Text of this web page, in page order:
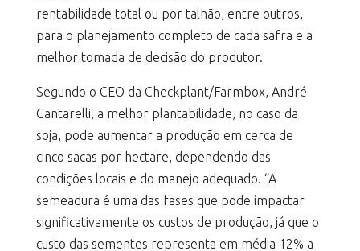
rentabilidade total ou por talhão, entre outros,
para o planejamento completo de cada safra e a
melhor tomada de decisão do produtor.
Segundo o CEO da Checkplant/Farmbox, André
Cantarelli, a melhor plantabilidade, no caso da
soja, pode aumentar a produção em cerca de
cinco sacas por hectare, dependendo das
condições locais e do manejo adequado. “A
semeadura é uma das fases que pode impactar
significativamente os custos de produção, já que o
custo das sementes representa em média 12% a